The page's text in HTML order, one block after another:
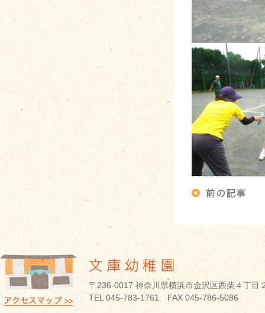
〒236-0017 神奈川県横浜市金沢区西柴４丁
TEL 045-783-1761 FAX 045-786-5086